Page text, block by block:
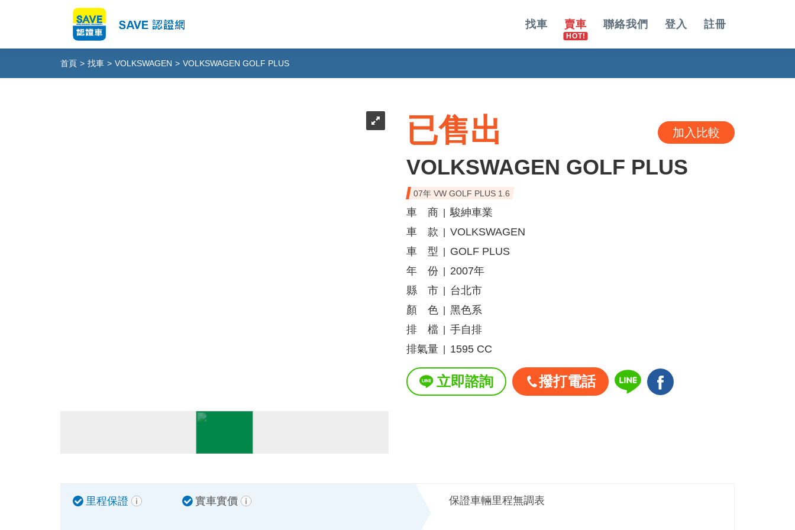
找車 賣車 聯絡我們 登入 註冊
首頁 > 找車 > VOLKSWAGEN > VOLKSWAGEN GOLF PLUS
已售出 加入比較
VOLKSWAGEN GOLF PLUS
07年 VW GOLF PLUS 1.6
車 商
駿紳車業
車 款
VOLKSWAGEN
車 型
GOLF PLUS
年 份
2007年
縣 市
台北市
顏 色
黑色系
排 檔
手自排
排氣量
1595 CC
立即諮詢 撥打電話
里程保證 實車實價 保證車輛里程無調表